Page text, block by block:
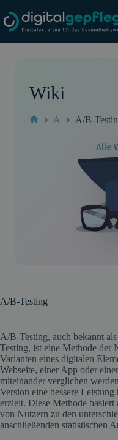
Inhalt
springen
Wiki
A A/B-
Alle
A/B-Testing
A/B-Testing, auch bekannt
Testing, ist eine Methode der
Varianten eines digitalen
Webseite, einer App oder
miteinander verglichen
Version eine bessere
erzielt. Diese Methode
von Nutzern zu den
anschließenden statistischen